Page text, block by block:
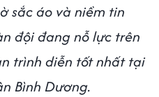
sắc áo và niềm tin
đội đang nỗ lực trên
trình diễn tốt nhất tại
Bình Dương.